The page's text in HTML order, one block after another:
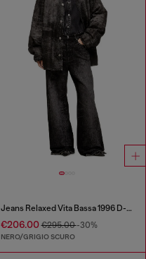
Jeans Relaxed Vita Bassa 1996 D-Sire
€206.00€295.00-30%
NERO/GRIGIO SCURO